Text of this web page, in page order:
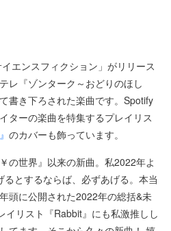
エンスフィクション」がリリース
レ『ゾンターク～おどりのほし
書き下ろされた楽曲です。Spotify
ターの楽曲を特集するプレイリス
のカバーも飾っています。
の世界』以来の新曲。私2022年よ
とするならば、必ずあげる。本当
頭に公開された2022年の総括&未
イリスト『Rabbit』にも私激推しし